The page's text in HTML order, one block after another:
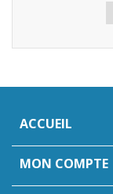
ACCUEIL
MON COMPTE